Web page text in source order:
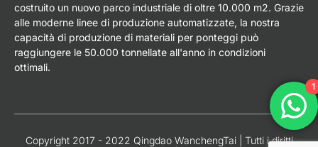
costruito un nuovo parco industriale di oltre 10.000 m2. Grazie
alle moderne linee di produzione automatizzate, la nostra
capacità di produzione di materiali per ponteggi può
raggiungere le 50.000 tonnellate all'anno in condizioni
ottimali.
Copyright 2017 - 2022 Qingdao WanchengTai | Tutti i diritti
1